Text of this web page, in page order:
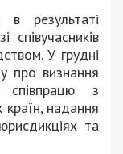
результаті
У грудні
про визнання
співпрацю з
надання
та